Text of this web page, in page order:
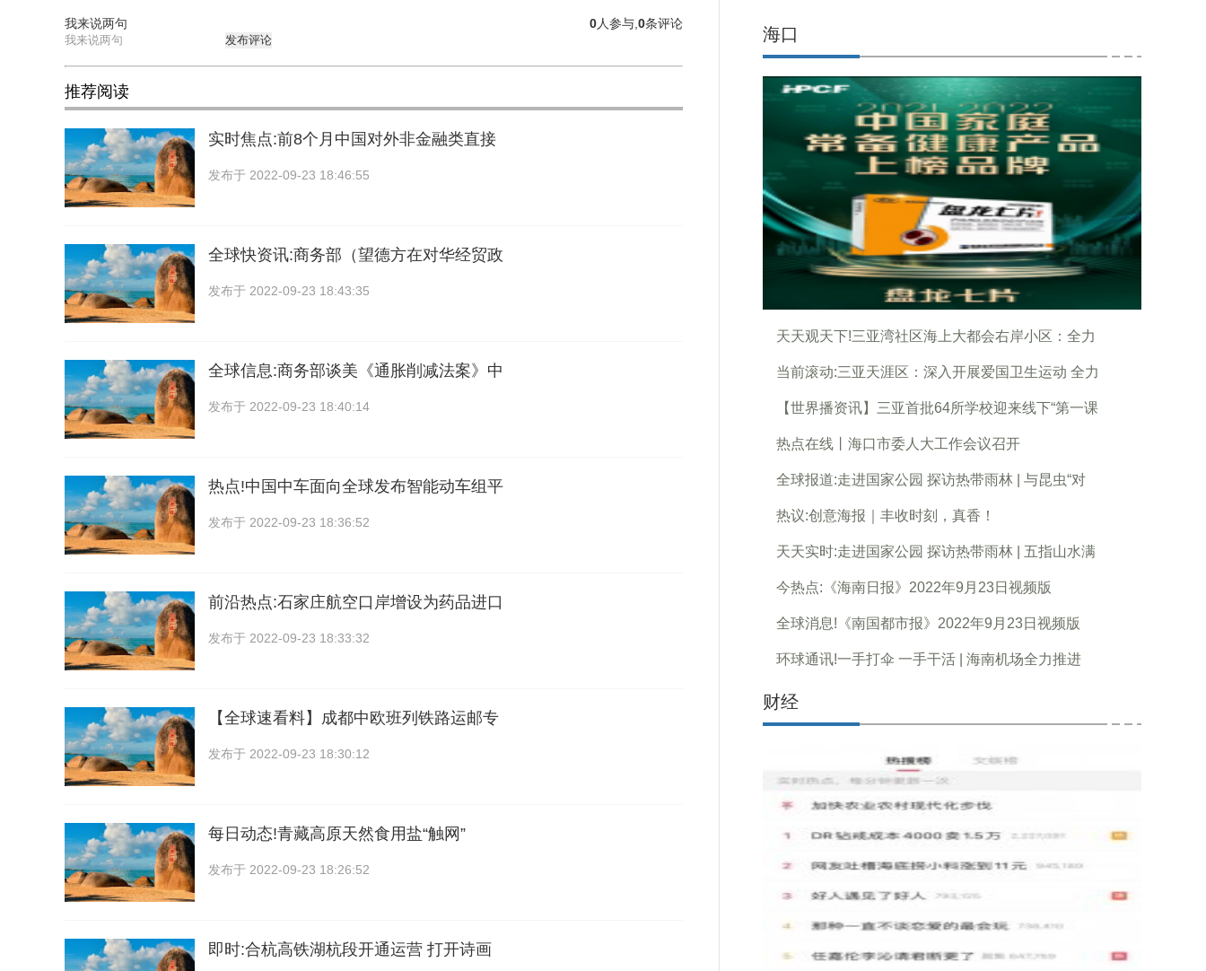
我来说两句 0条评论
0人参与,
发布评论
推荐阅读
实时焦点:前8个月中国对外非金融类直接
发布于 2022-09-23 18:46:55
全球快资讯:商务部（望德方在对华经贸政
发布于 2022-09-23 18:43:35
全球信息:商务部谈美《通胀削减法案》中
发布于 2022-09-23 18:40:14
热点!中国中车面向全球发布智能动车组平
发布于 2022-09-23 18:36:52
前沿热点:石家庄航空口岸增设为药品进口
发布于 2022-09-23 18:33:32
【全球速看料】成都中欧班列铁路运邮专
发布于 2022-09-23 18:30:12
每日动态!青藏高原天然食用盐“触网”
发布于 2022-09-23 18:26:52
即时:合杭高铁湖杭段开通运营 打开诗画
海口
天天观天下!三亚湾社区海上大都会右岸小区：全力
当前滚动:三亚天涯区：深入开展爱国卫生运动 全力
【世界播资讯】三亚首批64所学校迎来线下“第一课
热点在线丨海口市委人大工作会议召开
全球报道:走进国家公园 探访热带雨林 | 与昆虫“对
热议:创意海报｜丰收时刻，真香！
天天实时:走进国家公园 探访热带雨林 | 五指山水满
今热点:《海南日报》2022年9月23日视频版
全球消息!《南国都市报》2022年9月23日视频版
环球通讯!一手打伞 一手干活 | 海南机场全力推进
财经